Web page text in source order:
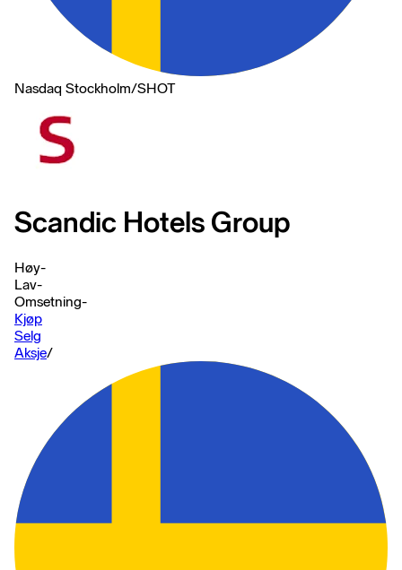
Nasdaq Stockholm/SHOT
Scandic Hotels Group
Høy-
Lav-
Omsetning-
Kjøp
Selg
Aksje/